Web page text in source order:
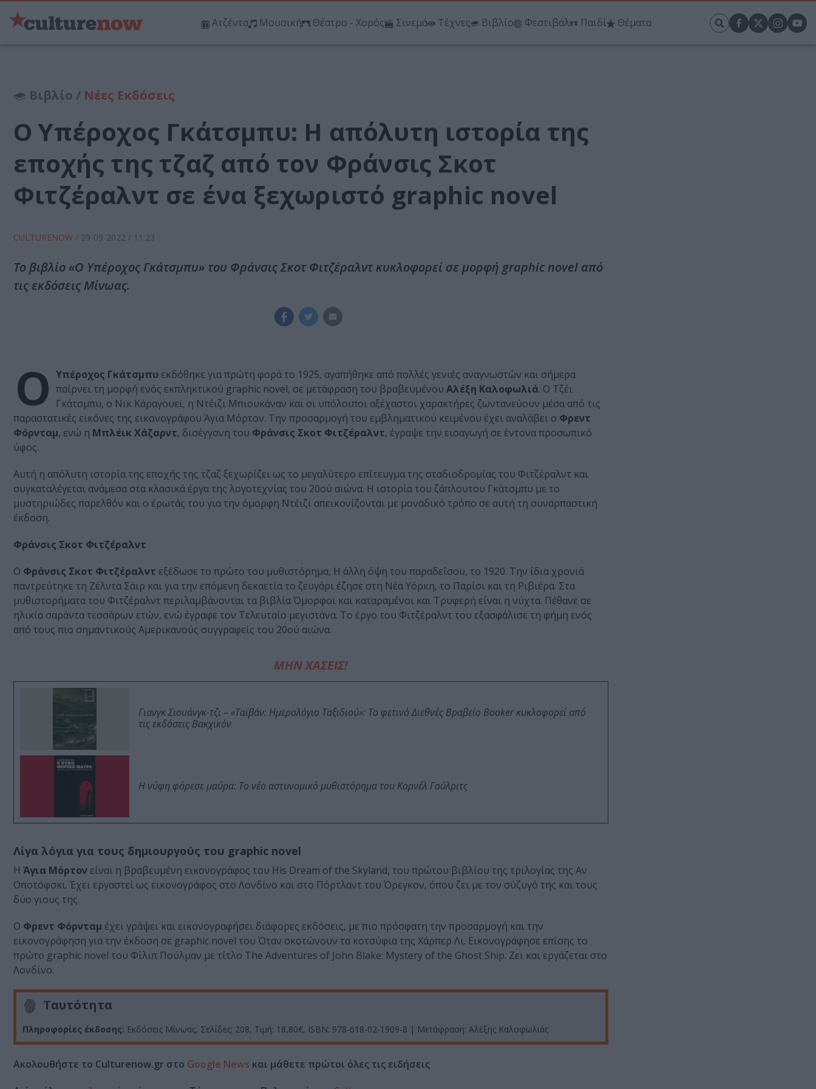
Ατζέντα Μουσική Θέατρο - Χορός Σινεμά Τέχνες Βιβλίο Φεστιβάλ Παιδί Θέματα
Βιβλίο / Νέες Εκδόσεις
Ο Υπέροχος Γκάτσμπυ: Η απόλυτη ιστορία της
εποχής της τζαζ από τον Φράνσις Σκοτ
Φιτζέραλντ σε ένα ξεχωριστό graphic novel
CULTURENOW / 29-09-2022 / 11:23
Το βιβλίο «Ο Υπέροχος Γκάτσμπυ» του Φράνσις Σκοτ Φιτζέραλντ κυκλοφορεί σε μορφή graphic novel από
τις εκδόσεις Μίνωας.
O Υπέροχος Γκάτσμπυ εκδόθηκε για πρώτη φορά το 1925, αγαπήθηκε από πολλές γενιές αναγνωστών και σήμερα
παίρνει τη μορφή ενός εκπληκτικού graphic novel, σε μετάφραση του βραβευμένου Αλέξη Καλοφωλιά. Ο Τζέι
Γκάτσμπυ, ο Νικ Κάραγουεϊ, η Ντέιζι Μπιουκάναν και οι υπόλοιποι αξέχαστοι χαρακτήρες ζωντανεύουν μέσα από τις
παραστατικές εικόνες της εικονογράφου Άγια Μόρτον. Την προσαρμογή του εμβληματικού κειμένου έχει αναλάβει ο Φρεντ
Φόρνταμ, ενώ η Mπλέικ Χάζαρντ, δισέγγονη του Φράνσις Σκοτ Φιτζέραλντ, έγραψε την εισαγωγή σε έντονα προσωπικό
ύφος.
Αυτή η απόλυτη ιστορία της εποχής της τζαζ ξεχωρίζει ως το μεγαλύτερο επίτευγμα της σταδιοδρομίας του Φιτζέραλντ και
συγκαταλέγεται ανάμεσα στα κλασικά έργα της λογοτεχνίας του 20ού αιώνα. Η ιστορία του ζάπλουτου Γκάτσμπυ με το
μυστηριώδες παρελθόν και ο έρωτάς του για την όμορφη Ντέιζι απεικονίζονται με μοναδικό τρόπο σε αυτή τη συναρπαστική
έκδοση.
Φράνσις Σκοτ Φιτζέραλντ
Ο Φράνσις Σκοτ Φιτζέραλντ εξέδωσε το πρώτο του μυθιστόρημα, Η άλλη όψη του παραδείσου, το 1920. Την ίδια χρονιά
παντρεύτηκε τη Ζέλντα Σάιρ και για την επόμενη δεκαετία το ζευγάρι έζησε στη Νέα Υόρκη, το Παρίσι και τη Ριβιέρα. Στα
μυθιστορήματα του Φιτζέραλντ περιλαμβάνονται τα βιβλία Όμορφοι και καταραμένοι και Τρυφερή είναι η νύχτα. Πέθανε σε
ηλικία σαράντα τεσσάρων ετών, ενώ έγραφε τον Τελευταίο μεγιστάνα. Το έργο του Φιτζέραλντ του εξασφάλισε τη φήμη ενός
από τους πιο σημαντικούς Αμερικανούς συγγραφείς του 20ού αιώνα.
ΜΗΝ ΧΑΣΕΙΣ!
Γιανγκ Σιουάνγκ-τζι – «Ταϊβάν: Ημερολόγιο Ταξιδιού»: Το φετινό Διεθνές Βραβείο Booker κυκλοφορεί από
τις εκδόσεις Βακχικόν
Η νύφη φόρεσε μαύρα: Το νέο αστυνομικό μυθιστόρημα του Κορνέλ Γούλριτς
Λίγα λόγια για τους δημιουργούς του graphic novel
Η Άγια Μόρτον είναι η βραβευμένη εικονογράφος του His Dream of the Skyland, του πρώτου βιβλίου της τριλογίας της Αν
Οποτόφσκι. Έχει εργαστεί ως εικονογράφος στο Λονδίνο και στο Πόρτλαντ του Όρεγκον, όπου ζει με τον σύζυγό της και τους
δύο γιους της.
Ο Φρεντ Φόρνταμ έχει γράψει και εικονογραφήσει διάφορες εκδόσεις, με πιο πρόσφατη την προσαρμογή και την
εικονογράφηση για την έκδοση σε graphic novel του Όταν σκοτώνουν τα κοτσύφια της Χάρπερ Λι. Εικονογράφησε επίσης το
πρώτο graphic novel του Φίλιπ Πούλμαν με τίτλο The Adventures of John Blake: Mystery of the Ghost Ship. Ζει και εργάζεται στο
Λονδίνο.
Ταυτότητα
Πληροφορίες έκδοσης: Εκδόσεις Μίνωας, Σελίδες: 208, Τιμή: 18,80€, ISBN: 978-618-02-1909-8 | Μετάφραση: Αλέξης Καλοφωλιάς
Ακολουθήστε το Culturenow.gr στο Google News και μάθετε πρώτοι όλες τις ειδήσεις